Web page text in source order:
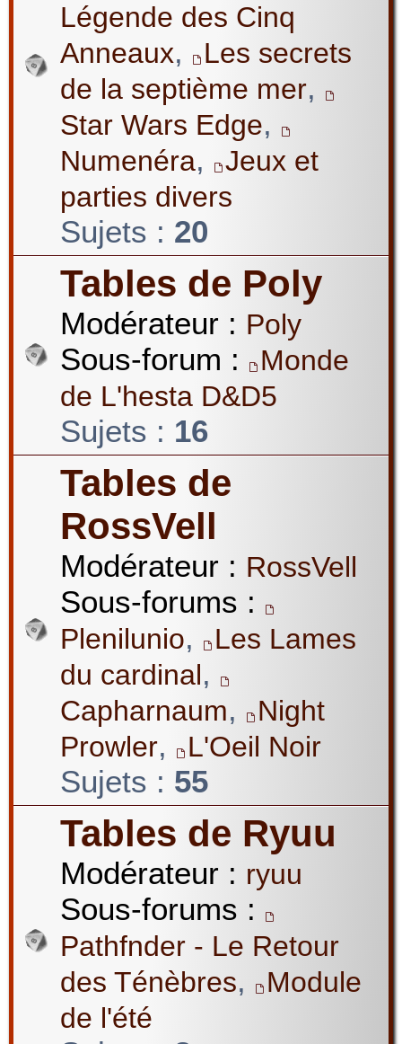
Légende des Cinq
Anneaux,
Les secrets
de la septième mer,
Star Wars Edge,
Numenéra,
Jeux et
parties divers
Sujets : 20
Tables de Poly
Modérateur : Poly
Sous-forum :
Monde
de L'hesta D&D5
Sujets : 16
Tables de
RossVell
Modérateur : RossVell
Sous-forums :
Plenilunio,
Les Lames
du cardinal,
Capharnaum,
Night
Prowler, L'Oeil Noir
Sujets : 55
Tables de Ryuu
Modérateur : ryuu
Sous-forums :
Pathfnder - Le Retour
des Ténèbres,
Module
de l'été